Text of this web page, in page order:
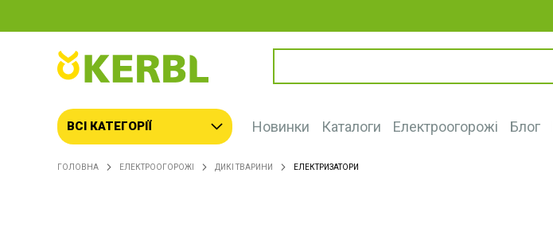
ПОШУК
ВСІ КАТЕГОРІЇ Новинки Каталоги Електроогорожі Блог
ГОЛОВНА ЕЛЕКТРООГОРОЖІ ДИКІ ТВАРИНИ ЕЛЕКТРИЗАТОРИ